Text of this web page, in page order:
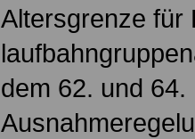
Altersgrenze für
dem 62. und